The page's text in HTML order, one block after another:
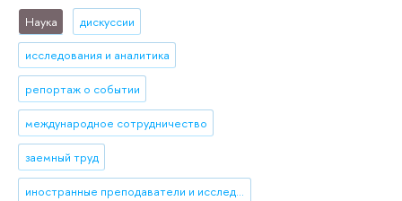
Наука дискуссии
исследования и аналитика
репортаж о событии
международное сотрудничество
заемный труд
иностранные преподаватели и исследователи